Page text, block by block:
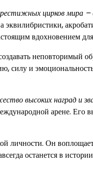
цирков мира
вдохновением
неповторимый
силу и
высоких наград и
арене.
личности. Он
останется в